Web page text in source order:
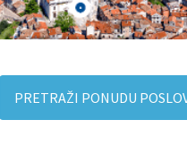
PRETRAŽI PONUDU